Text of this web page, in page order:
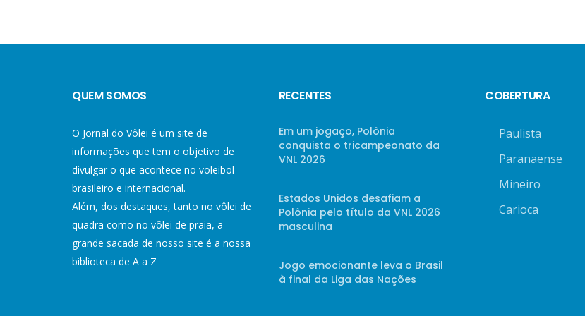
QUEM SOMOS
O Jornal do Vôlei é um site de
informações que tem o objetivo de
divulgar o que acontece no voleibol
brasileiro e internacional.
Além, dos destaques, tanto no vôlei de
quadra como no vôlei de praia, a
grande sacada de nosso site é a nossa
biblioteca de A a Z
RECENTES
Em um jogaço, Polônia
conquista o tricampeonato da
VNL 2026
Estados Unidos desafiam a
Polônia pelo título da VNL 2026
masculina
Jogo emocionante leva o Brasil
à final da Liga das Nações
COBERTURA
Paulista
Paranaense
Mineiro
Carioca